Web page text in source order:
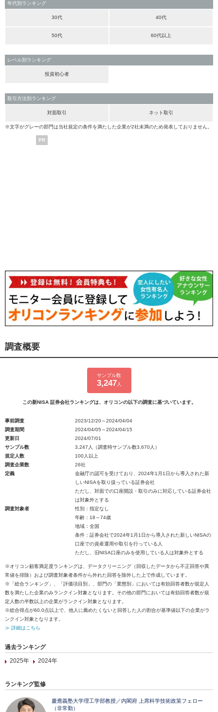
年代別ランキング
30代 40代
50代 60代以上
レベル別ランキング
投資初心者
取引方法別ランキング
対面取引 ネット取引
※文字がグレーの部門は当社規定の条件を満たした企業が2社未満のため発表しておりません。
PR
調査概要
サンプル数
3,247 人
この新NISA 証券会社ランキングは、オリコンの以下の調査に基づいています。
事前調査
2023/12/20～2024/04/04
調査期間
2024/04/05～2024/04/15
更新日
2024/07/01
サンプル数
3,247人（調査時サンプル数3,670人）
規定人数
100人以上
調査企業数
26社
定義
金融庁の認可を受けており、2024年1月1日から導入された新
しいNISAを取り扱っている証券会社
ただし、対面での口座開設・取引のみに対応している証券会社
は対象外とする
調査対象者
性別：指定なし
年齢：18～74歳
地域：全国
条件：証券会社で2024年1月1日から導入された新しいNISAの
口座での資産運用や取引を行っている人
ただし、旧NISA口座のみを使用している人は対象外とする
※オリコン顧客満足度ランキングは、データクリーニング（回収したデータから不正回答や異
常値を排除）および調査対象者条件から外れた回答を除外した上で作成しています。
※「総合ランキング」、「評価項目別」、部門の「業態別」においては有効回答者数が規定人
数を満たした企業のみランクイン対象となります。その他の部門においては有効回答者数が規
定人数の半数以上の企業がランクイン対象となります。
※総合得点が60.0点以上で、他人に薦めたくないと回答した人の割合が基準値以下の企業がラ
ンクイン対象となります。
≫ 詳細はこちら
過去ランキング
2025年
2024年
ランキング監修
慶應義塾大学理工学部教授／内閣府 上席科学技術政策フェロー
（非常勤）